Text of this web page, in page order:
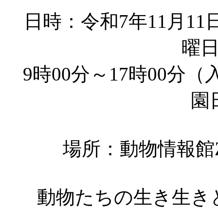
日時：令和7年11月11
曜
9時00分～17時00分
園
場所：動物情報
動物たちの生き生